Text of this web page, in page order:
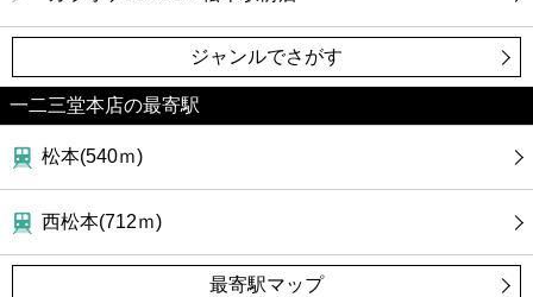
ジャンルでさがす
一二三堂本店の最寄駅
松本(540ｍ)
西松本(712ｍ)
最寄駅マップ